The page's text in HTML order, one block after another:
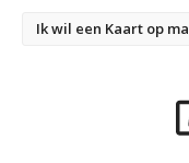
Ik wil een Kaart op